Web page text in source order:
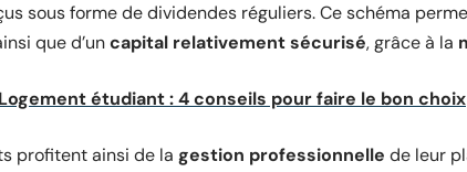
sous forme de dividendes réguliers. Ce schéma
que d’uncapital relativement sécurisé, grâce à la
Logement étudiant : 4 conseils pour faire le bon choix
profitent ainsi de la gestion professionnelle de leur